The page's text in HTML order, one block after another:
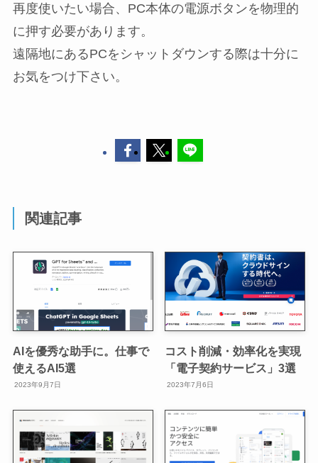
再度使いたい場合、PC本体の電源ボタンを物理的
に押す必要があります。
遠隔地にあるPCをシャットダウンする際は十分に
お気をつけ下さい。
関連記事
AIを優秀な助手に。仕事で
使えるAI5選
2023年9月7日
コスト削減・効率化を実現
「電子契約サービス」3選
2023年7月6日